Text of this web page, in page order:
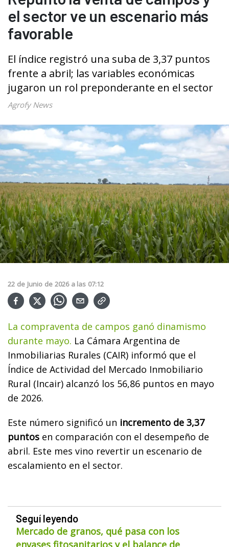
el sector ve un escenario más
favorable
El índice registró una suba de 3,37 puntos
frente a abril; las variables económicas
jugaron un rol preponderante en el sector
Agrofy News
22 de Junio de 2026 a las 07:12
La compraventa de campos ganó dinamismo
durante mayo. La Cámara Argentina de
Inmobiliarias Rurales (CAIR) informó que el
Índice de Actividad del Mercado Inmobiliario
Rural (Incair) alcanzó los 56,86 puntos en mayo
de 2026.
Este número significó un incremento de 3,37
puntos en comparación con el desempeño de
abril. Este mes vino revertir un escenario de
escalamiento en el sector.
Seguí leyendo
Mercado de granos, qué pasa con los
envases fitosanitarios y el balance de